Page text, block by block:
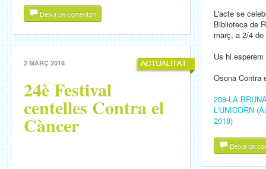
Deixa un comentari
2 MARÇ 2018
24è Festival
centelles Contra el
Càncer
L'acte se
Biblioteca de
març, a 2/4
Us hi esperem
Osona Contra
208-LA
L'UNICORN
2018)
Deixa un